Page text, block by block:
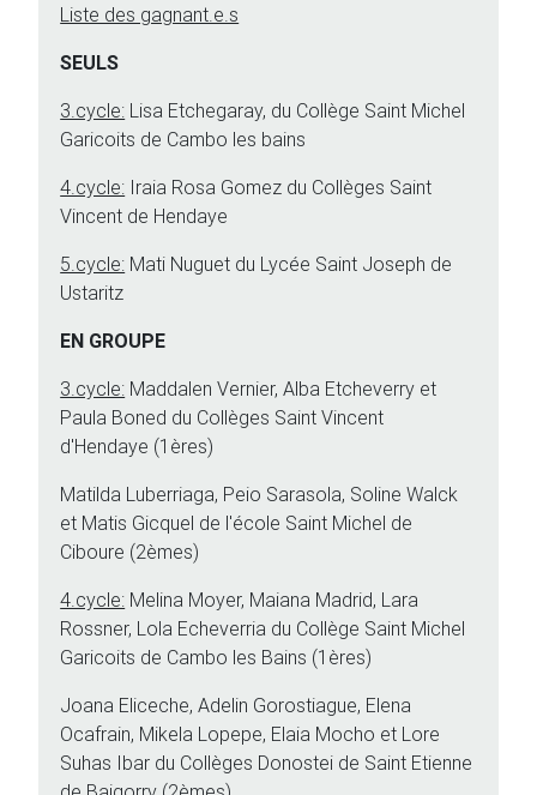
Liste des gagnant.e.s
SEULS
3.cycle: Lisa Etchegaray, du Collège Saint Michel
Garicoits de Cambo les bains
4.cycle: Iraia Rosa Gomez du Collèges Saint
Vincent de Hendaye
5.cycle: Mati Nuguet du Lycée Saint Joseph de
Ustaritz
EN GROUPE
3.cycle: Maddalen Vernier, Alba Etcheverry et
Paula Boned du Collèges Saint Vincent
d'Hendaye (1ères)
Matilda Luberriaga, Peio Sarasola, Soline Walck
et Matis Gicquel de l'école Saint Michel de
Ciboure (2èmes)
4.cycle: Melina Moyer, Maiana Madrid, Lara
Rossner, Lola Echeverria du Collège Saint Michel
Garicoits de Cambo les Bains (1ères)
Joana Eliceche, Adelin Gorostiague, Elena
Ocafrain, Mikela Lopepe, Elaia Mocho et Lore
Suhas Ibar du Collèges Donostei de Saint Etienne